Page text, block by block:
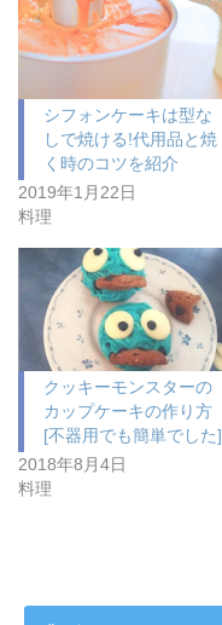
シフォンケーキは型な
しで焼ける!代用品と焼
く時のコツを紹介
2019年1月22日
料理
クッキーモンスターの
カップケーキの作り方
[不器用でも簡単でした]
2018年8月4日
料理